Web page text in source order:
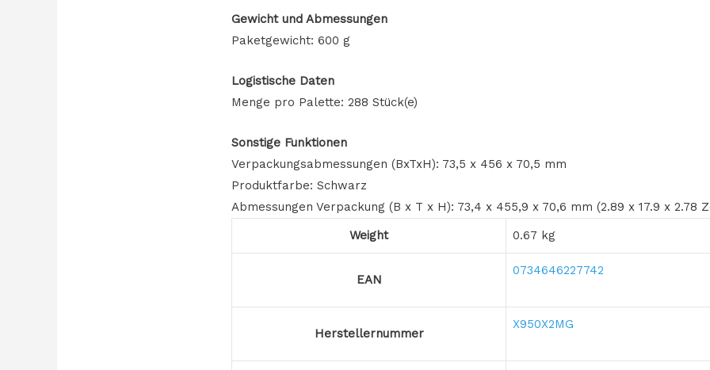
Gewicht und Abmessungen
Paketgewicht: 600 g
Logistische Daten
Menge pro Palette: 288 Stück(e)
Sonstige Funktionen
Verpackungsabmessungen (BxTxH): 73,5 x 456 x 70,5 mm
Produktfarbe: Schwarz
Abmessungen Verpackung (B x T x H): 73,4 x 455,9 x 70,6 mm (2.89 x 17.9 x 2.78
Weight
0.67 kg
EAN
0734646227742
Herstellernummer
X950X2MG